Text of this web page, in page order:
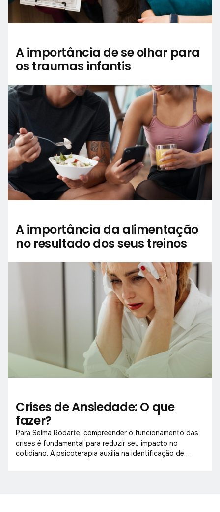
A importância de se olhar para
os traumas infantis
A importância da alimentação
no resultado dos seus treinos
Crises de Ansiedade: O que
fazer?
Para Selma Rodarte, compreender o funcionamento das
crises é fundamental para reduzir seu impacto no
cotidiano. A psicoterapia auxilia na identificação de